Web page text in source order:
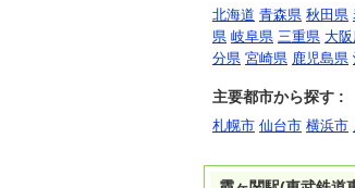
北海道 青森県 秋田県
県 岐阜県 三重県 大
分県 宮崎県 鹿児島県
主要都市から探す :
札幌市 仙台市 横浜市